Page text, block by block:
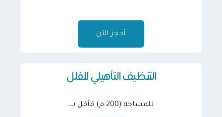
أحجز الآن
التنظيف التأهيلي للفلل
للمساحة (200 م) فأقل بــــ